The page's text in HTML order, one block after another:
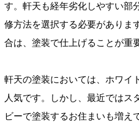
す。軒天も経年劣化しやすい部
修方法を選択する必要がありま
合は、塗装で仕上げることが重
軒天の塗装においては、ホワイ
人気です。しかし、最近ではス
ビーで塗装するお住まいも増え